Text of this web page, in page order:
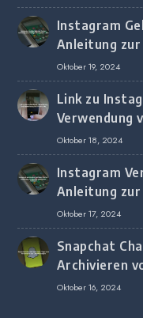
Instagram
Anleitung zur
Oktober 19, 2024
Link zu
Verwendung
Oktober 18, 2024
Instagram
Anleitung
Oktober 17, 2024
Snapchat
Archivieren
Oktober 16, 2024